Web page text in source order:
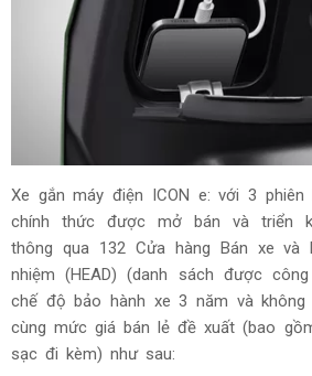
Xe gắn máy điện ICON e: với 3
chính thức được mở bán và triển
thông qua 132 Cửa hàng Bán xe và
nhiệm (HEAD) (danh sách được
chế độ bảo hành xe 3 năm và không
cùng mức giá bán lẻ đề xuất (bao
sạc đi kèm) như sau: